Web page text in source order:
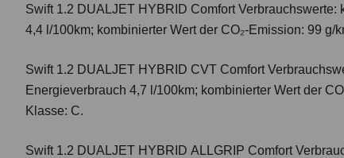
Swift 1.2 DUALJET HYBRID ComfortVerbrauchswerte:
4,4 l/100km; kombinierter Wert der CO₂-Emission: 99 g/
Swift 1.2 DUALJET HYBRID CVT Comfort
Energieverbrauch 4,7 l/100km; kombinierter Wert der
Klasse: C.
Swift 1.2 DUALJET HYBRID ALLGRIP Comfort